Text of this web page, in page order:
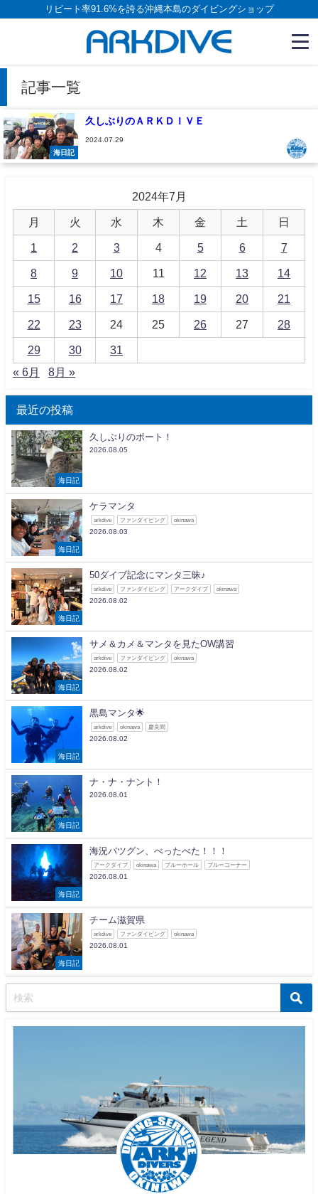
リピート率91.6%を誇る沖縄本島のダイビングショップ
記事一覧
海日記
久しぶりのＡＲＫＤＩＶＥ
2024.07.29
2024年7月
月 火 水 木 金 土 日
1 2 3 4 5 6 7
8 9 10 11 12 13 14
15 16 17 18 19 20 21
22 23 24 25 26 27 28
29 30
31
« 6月
8月 »
最近の投稿
海日記
久しぶりのボート！
2026.08.05
海日記
ケラマンタ
arkdive ファンダイビング okinawa
2026.08.03
海日記
50ダイブ記念にマンタ三昧♪
arkdive ファンダイビング アークダイブ okinawa
2026.08.02
海日記
サメ＆カメ＆マンタを見たOW講習
arkdive ファンダイビング okinawa
2026.08.02
海日記
黒島マンタ🌟
arkdive okinawa 慶良間
2026.08.02
海日記
ナ・ナ・ナント！
2026.08.01
海日記
海況バツグン、べったべた！！！
アークダイブ okinawa ブルーホール ブルーコーナー
2026.08.01
海日記
チーム滋賀県
arkdive ファンダイビング okinawa
2026.08.01